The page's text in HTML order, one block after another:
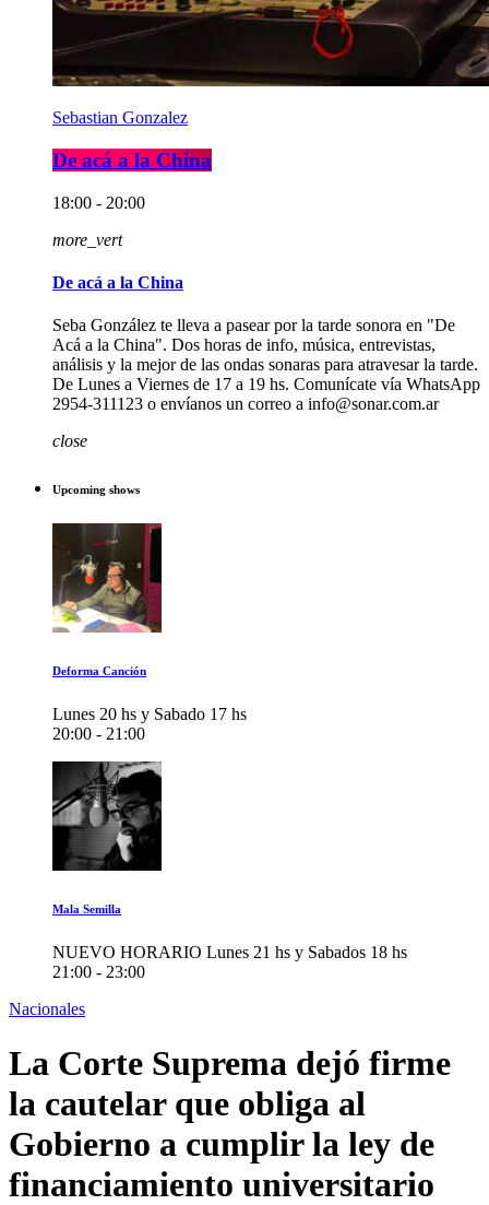
Sebastian Gonzalez
De acá a la China
18:00 - 20:00
more_vert
De acá a la China
Seba González te lleva a pasear por la tarde sonora en "De
Acá a la China". Dos horas de info, música, entrevistas,
análisis y la mejor de las ondas sonaras para atravesar la tarde.
De Lunes a Viernes de 17 a 19 hs. Comunícate vía WhatsApp
2954-311123 o envíanos un correo a info@sonar.com.ar
close
Upcoming shows
Deforma Canción
Lunes 20 hs y Sabado 17 hs
20:00 - 21:00
Mala Semilla
NUEVO HORARIO Lunes 21 hs y Sabados 18 hs
21:00 - 23:00
Nacionales
La Corte Suprema dejó firme
la cautelar que obliga al
Gobierno a cumplir la ley de
financiamiento universitario